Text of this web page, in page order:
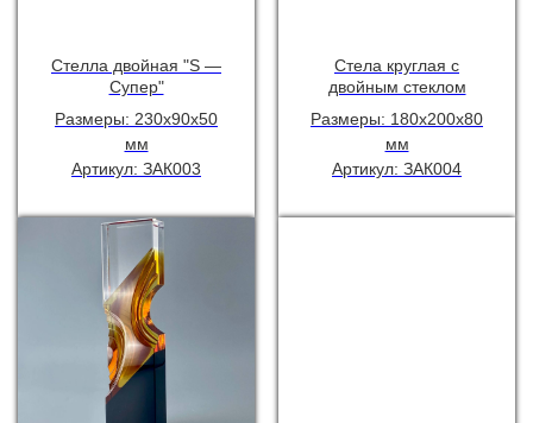
Стелла двойная "S —
Супер"
Размеры: 230х90х50
мм
Артикул: ЗАК003
Стела круглая с
двойным стеклом
Размеры: 180х200х80
мм
Артикул: ЗАК004